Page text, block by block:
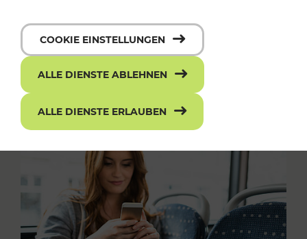
COOKIE EINSTELLUNGEN
ALLE DIENSTE ABLEHNEN
ALLE DIENSTE ERLAUBEN